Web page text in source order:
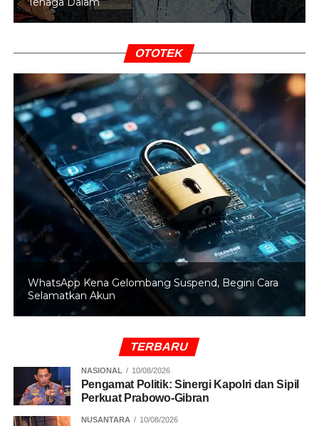
OTOTEK
WhatsApp Kena Gelombang Suspend, Begini Cara
Selamatkan Akun
TERBARU
NASIONAL 10/08/2026
Pengamat Politik: Sinergi Kapolri dan Sipil
Perkuat Prabowo-Gibran
NUSANTARA 10/08/2026